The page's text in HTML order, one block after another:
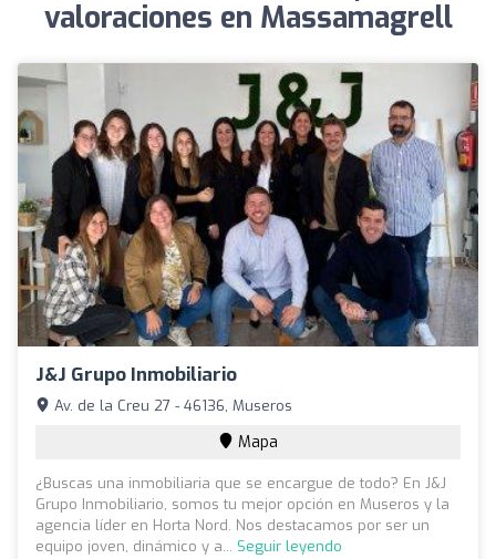
valoraciones en Massamagrell
J&J Grupo Inmobiliario
Av. de la Creu 27 - 46136, Museros
Mapa
¿Buscas una inmobiliaria que se encargue de todo? En J&J
Grupo Inmobiliario, somos tu mejor opción en Museros y la
agencia líder en Horta Nord. Nos destacamos por ser un
equipo joven, dinámico y a... Seguir leyendo